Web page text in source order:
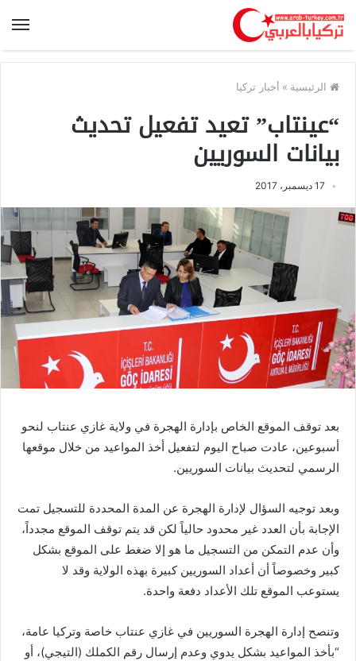
الرئيسية » أخبار تركيا
“عينتاب” تعيد تفعيل تحديث
بيانات السوريين
17 ديسمبر، 2017
بعد توقف الموقع الخاص بإدارة الهجرة في ولاية غازي عنتاب لنحو
أسبوعين، عادت صباح اليوم لتفعيل أخذ المواعيد من خلال موقعها
الرسمي لتحديث بيانات السوريين.
وبعد توجيه السؤال لإدارة الهجرة عن المدة المحددة للتسجيل تمت
الإجابة بأن العدد غير محدود حالياً لكن قد يتم توقف الموقع مجدداً،
وأن عدم التمكن من التسجيل ما هو إلا ضغط على الموقع بشكل
كبير وخصوصاً أن أعداد السوريين كبيرة بهذه الولاية وقد لا
يستوعب الموقع تلك الأعداد دفعة واحدة.
وتنصح إدارة الهجرة السوريين في غازي عنتاب خاصة وتركيا عامة،
“بأخذ المواعيد بشكل يدوي وعدم إرسال رقم الكملك (التيجي)، أو